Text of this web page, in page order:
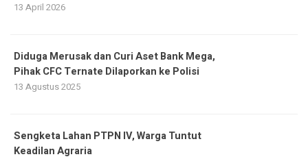
13 April 2026
Diduga Merusak dan Curi Aset Bank Mega,
Pihak CFC Ternate Dilaporkan ke Polisi
13 Agustus 2025
Sengketa Lahan PTPN IV, Warga Tuntut
Keadilan Agraria